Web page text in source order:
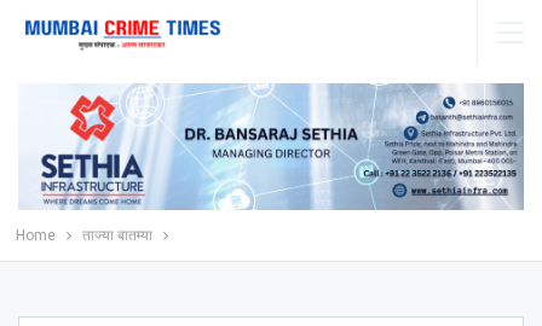
Home ताज्या बातम्या